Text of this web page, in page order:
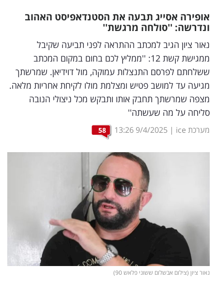
דיגיטל
וטק
שיווק
ופרסום
משפט
מדדים
קריפטו
ויראלי
טלוויזיה
אופירה אסייג תבעה את הסטנדאפיסט האהוב
ונדרשה: ''סולחה מרגשת''
נאור ציון הגיב למכתב ההתראה לפני תביעה שקיבל
ממגישת קשת 12: ''ממליץ לכם בחום במקום המכתב
ששלחתם לפרסם התנצלות עמוקה, מול דוידיאן. שמרשתך
מגיעה עד למושב פטיש ומצלמת מולו לקיחת אחריות מלאה.
מצפה שמרשתך תחבק אותו ותבקש מכל ניצולי הנובה
סליחה על מה שעשתה''
מערכת ice |
9/4/2025
13:26
58
נאור ציון (צילום אבשלום ששוני פלאש 90)